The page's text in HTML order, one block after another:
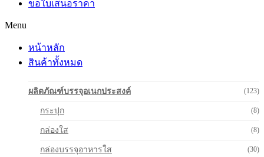
ขอใบเสนอราคา
Menu
หน้าหลัก
สินค้าทั้งหมด
ผลิตภัณฑ์บรรจุอเนกประสงค์ (123)
กระปุก (8)
กล่องใส (8)
กล่องบรรจุอาหารใส (30)